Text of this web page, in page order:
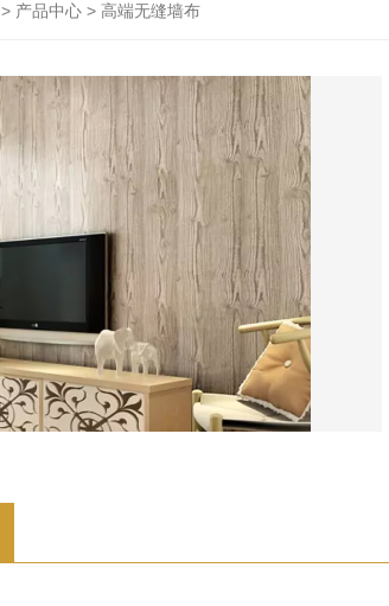
> 产品中心 > 高端无缝墙布